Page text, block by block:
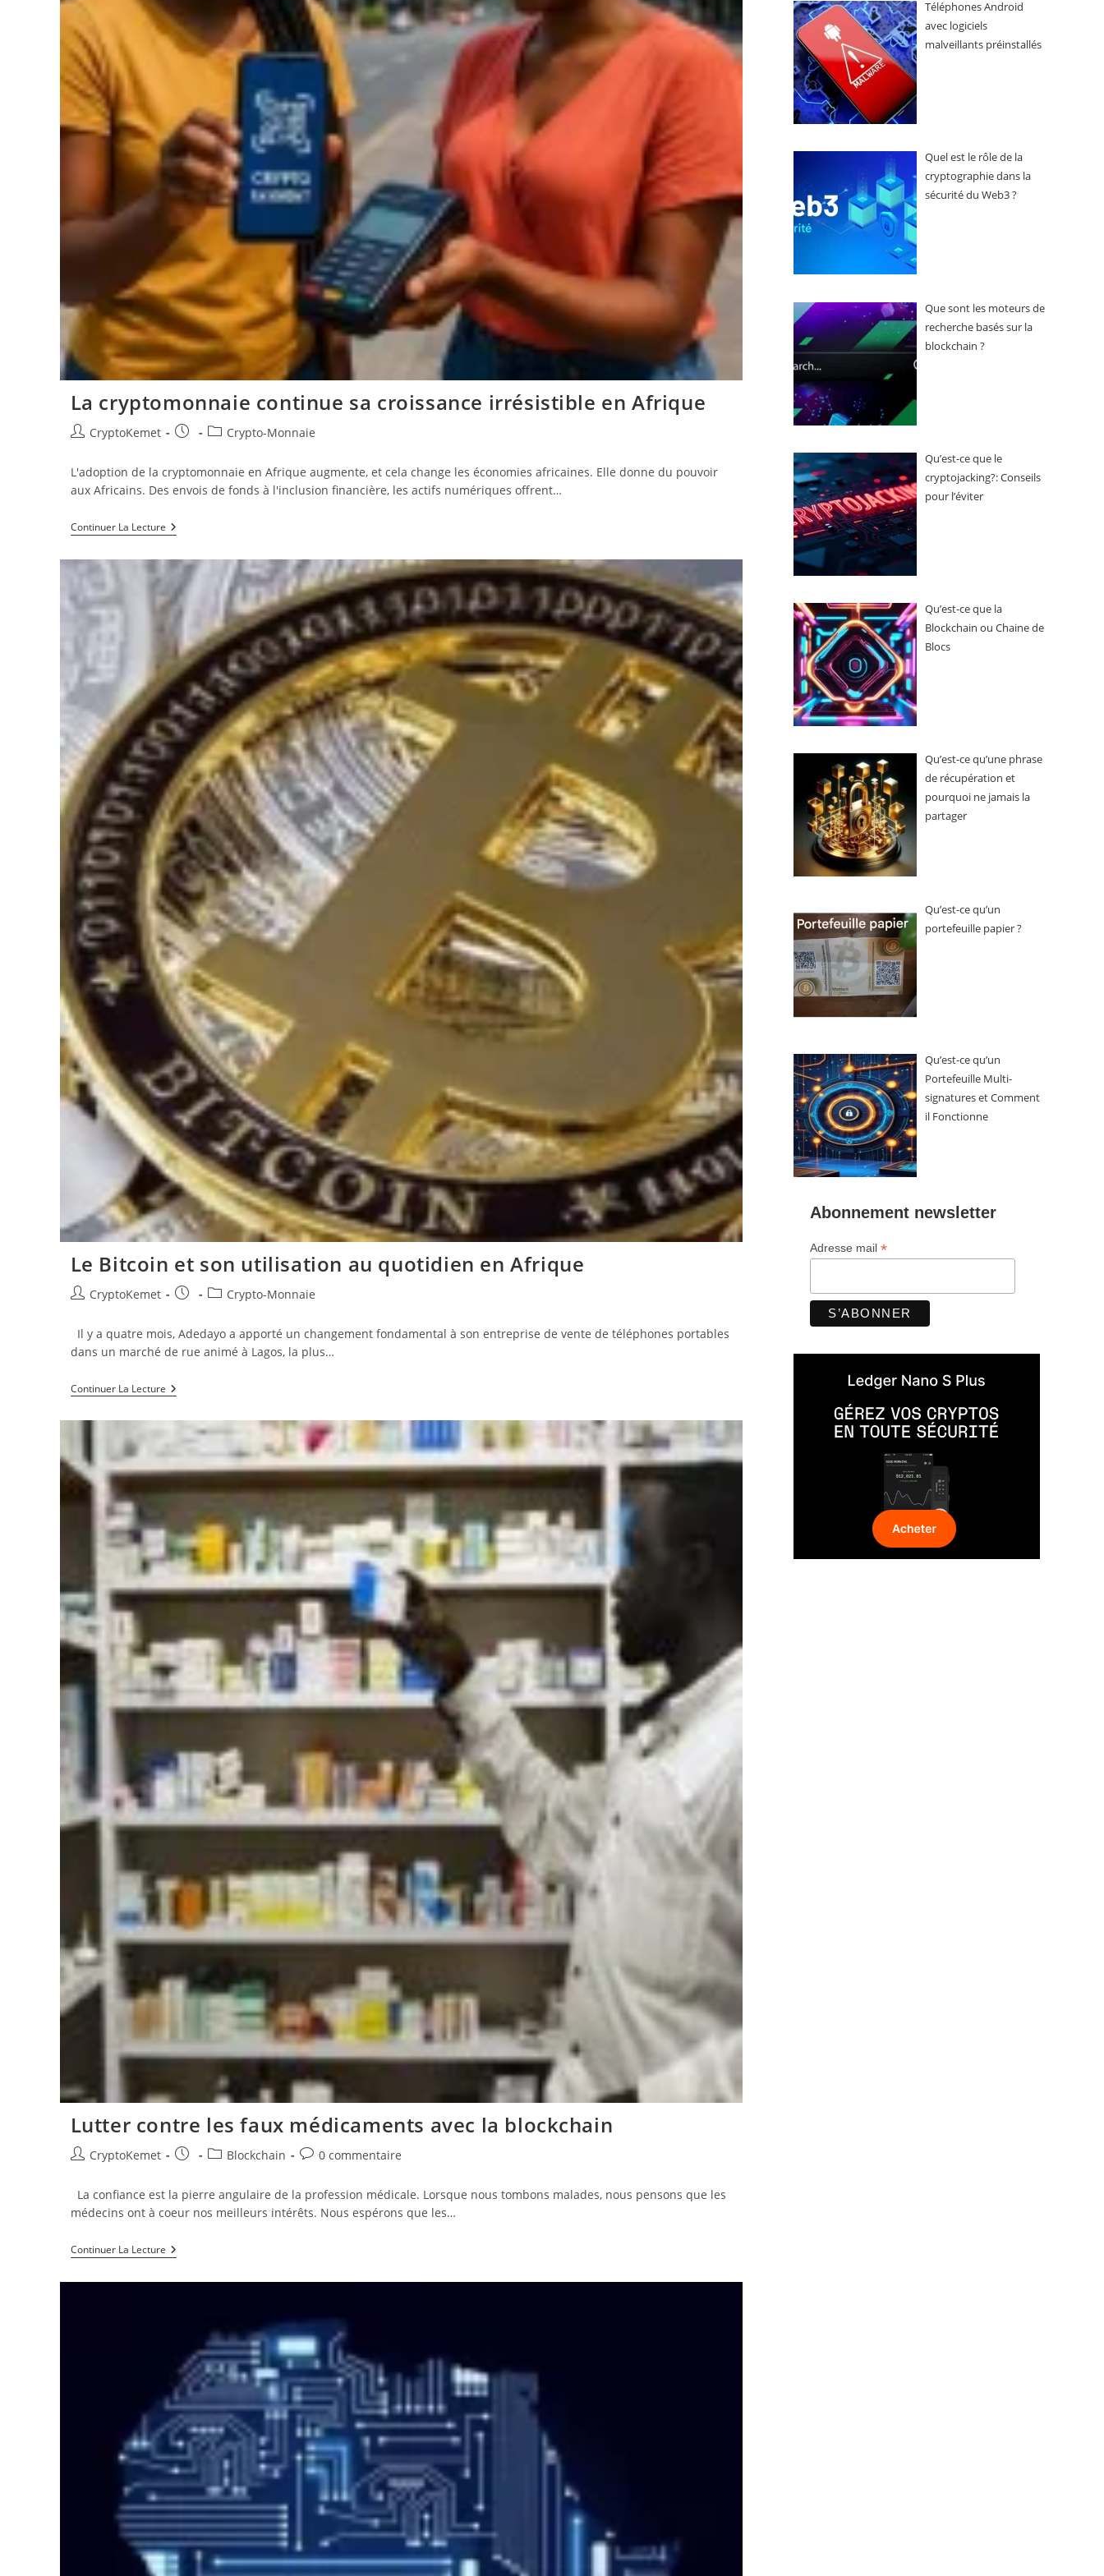
La cryptomonnaie continue sa croissance irrésistible en Afrique
Auteur/autrice
la
publication :
CryptoKemet
Publication
PostCrypto-Monnaie
L'adoption de la cryptomonnaie en Afrique augmente, et cela change les économies africaines. Elle donne du pouvoir
aux Africains. Des envois de fonds à l'inclusion financière, les actifs numériques offrent…
Continuer La LectureLa
Cryptomonnaie
Sa
Croissance
Irrésistible
En
Afrique
Le Bitcoin et son utilisation au quotidien en Afrique
Auteur/autrice
la
publication :
CryptoKemet
Publication
PostCrypto-Monnaie
Il y a quatre mois, Adedayo a apporté un changement fondamental à son entreprise de vente de téléphones portables
dans un marché de rue animé à Lagos, la plus…
Continuer La LectureLe
Bitcoin
Utilisation
Quotidien
En
Afrique
Lutter contre les faux médicaments avec la blockchain
Auteur/autrice
la
publication :
CryptoKemet
Publication
PostBlockchain
Commentaires
la
publication :
0 commentaire
La confiance est la pierre angulaire de la profession médicale. Lorsque nous tombons malades, nous pensons que les
médecins ont à coeur nos meilleurs intérêts. Nous espérons que les…
Continuer La LectureLutter
Contre
Blockchain
Téléphones Android
avec logiciels
malveillants préinstallés
Quel est le rôle de la
cryptographie dans la
sécurité du Web3 ?
Que sont les moteurs de
recherche basés sur la
blockchain ?
Qu’est-ce que le
cryptojacking?: Conseils
pour l’éviter
Qu’est-ce que la
Blockchain ou Chaine de
Blocs
Qu’est-ce qu’une phrase
de récupération et
pourquoi ne jamais la
partager
Qu’est-ce qu’un
portefeuille papier ?
Qu’est-ce qu’un
Portefeuille Multi-
signatures et Comment
il Fonctionne
Abonnement newsletter
Adresse mail *